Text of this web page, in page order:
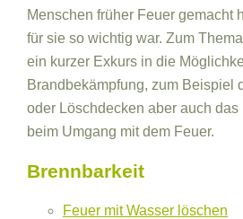
Menschen früher Feuer gemacht
für sie so wichtig war. Zum
ein kurzer Exkurs in die
Brandbekämpfung, zum Beispiel
oder Löschdecken aber auch das
beim Umgang mit dem Feuer.
Brennbarkeit
Feuer mit Wasser löschen